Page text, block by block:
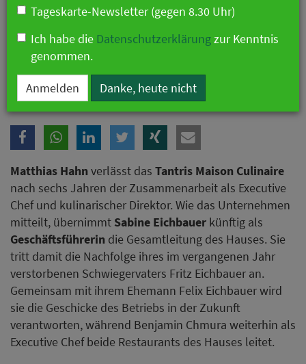
Sabine Eichbauer (m.) übernimmt die Gesamtleitung. Foto: David
Barnwell
Matthias Hahn verlässt das Tantris Maison Culinaire
nach sechs Jahren der Zusammenarbeit als Executive
Chef und kulinarischer Direktor. Wie das Unternehmen
mitteilt, übernimmt Sabine Eichbauer künftig als
Geschäftsführerin die Gesamtleitung des Hauses. Sie
tritt damit die Nachfolge ihres im vergangenen Jahr
verstorbenen Schwiegervaters Fritz Eichbauer an.
Gemeinsam mit ihrem Ehemann Felix Eichbauer wird
sie die Geschicke des Betriebs in der Zukunft
verantworten, während Benjamin Chmura weiterhin als
Executive Chef beide Restaurants des Hauses leitet.
Tageskarte-Newsletter (gegen 8.30 Uhr)
Ich habe die Datenschutzerklärungzur Kenntnis
genommen.
Anmelden Danke, heute nicht